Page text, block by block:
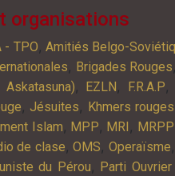
organisations
- TPO, Amitiés Belgo-
, Brigades Rouges
, EZLN , F.R.A.P,
, Jésuites, Khmers rouges
Islam, MPP, MRI , MRPP
de clase, OMS, Operaïsme,
du Pérou, Parti